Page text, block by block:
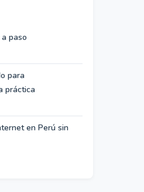
paso
para
práctica
en Perú sin